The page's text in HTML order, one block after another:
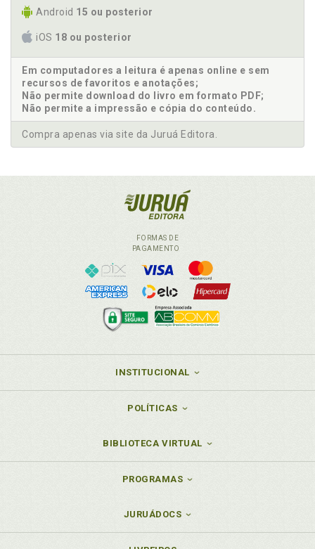
Android 15 ou posterior
iOS 18 ou posterior
Em computadores a leitura é apenas online e sem
recursos de favoritos e anotações;
Não permite download do livro em formato PDF;
Não permite a impressão e cópia do conteúdo.
Compra apenas via site da Juruá Editora.
FORMAS DE
PAGAMENTO
INSTITUCIONAL
POLÍTICAS
BIBLIOTECA VIRTUAL
PROGRAMAS
JURUÁDOCS